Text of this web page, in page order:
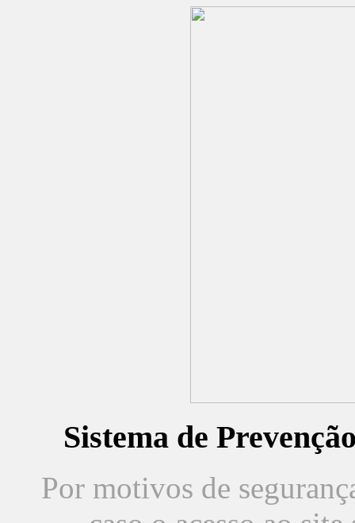
Sistema de
Por motivos de